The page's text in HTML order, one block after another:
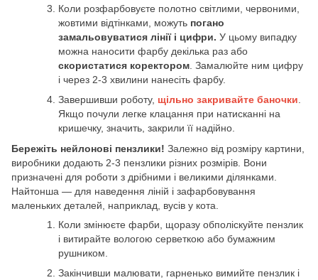
Коли розфарбовуєте полотно світлими, червоними,
жовтими відтінками, можуть погано
замальовуватися лінії і цифри. У цьому випадку
можна наносити фарбу декілька раз або
скористатися коректором . Замалюйте ним цифру
і через 2-3 хвилини нанесіть фарбу.
Завершивши роботу, щільно закривайте баночки.
Якщо почули легке клацання при натисканні на
кришечку, значить, закрили її надійно.
Бережіть нейлонові пензлики! Залежно від розміру картини,
виробники додають 2-3 пензлики різних розмірів. Вони
призначені для роботи з дрібними і великими ділянками.
Найтонша — для наведення ліній і зафарбовування
маленьких деталей, наприклад, вусів у кота.
Коли змінюєте фарби, щоразу обполіскуйте пензлик
і витирайте вологою серветкою або бумажним
рушником.
Закінчивши малювати, гарненько вимийте пензлик і